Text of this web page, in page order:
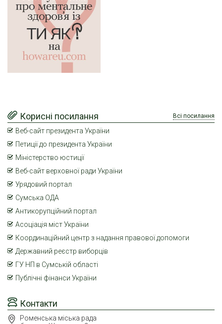
Контакти
Роменська міська рада
Корисні посилання Всі посилання
Веб-сайт президента України
Петиції до президента України
Міністерство юстиції
Веб-сайт верховної ради України
Урядовий портал
Сумська ОДА
Антикорупційний портал
Асоціація міст України
Координаційний центр з надання правової допомоги
Державний реєстр виборців
ГУ НП в Сумській області
Публічні фінанси України